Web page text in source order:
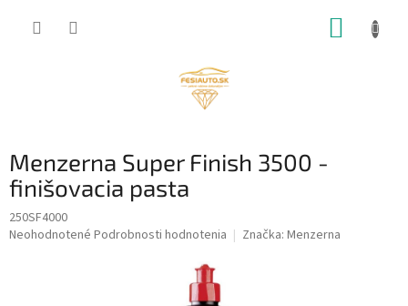
Menzerna Super Finish 3500 -
finišovacia pasta
250SF4000
Priemerné
Neohodnotené Podrobnosti hodnotenia Značka: Menzerna